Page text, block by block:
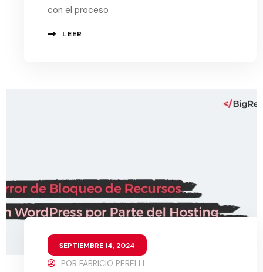
con el proceso
LEER
SEPTIEMBRE 14, 2024
POR FABRICIO PERELLI